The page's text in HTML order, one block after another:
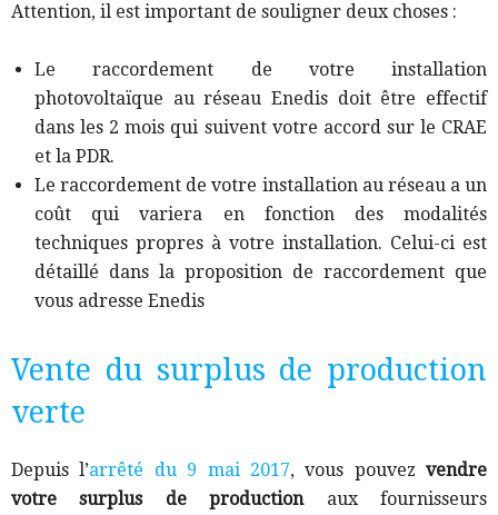
Attention, il est important de souligner deux choses :
Le raccordement de votre installation
photovoltaïque au réseau Enedis doit être effectif
dans les 2 mois qui suivent votre accord sur le CRAE
et la PDR.
Le raccordement de votre installation au réseau a un
coût qui variera en fonction des modalités
techniques propres à votre installation. Celui-ci est
détaillé dans la proposition de raccordement que
vous adresse Enedis
Vente du surplus de production
verte
Depuis l’arrêté du 9 mai 2017, vous pouvez vendre
votre surplus de productionaux fournisseurs